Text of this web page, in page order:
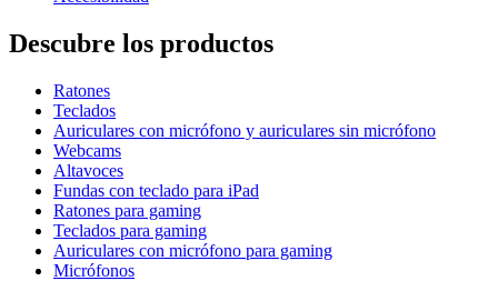
Descubre los productos
Ratones
Teclados
Auriculares con micrófono y auriculares sin micrófono
Webcams
Altavoces
Fundas con teclado para iPad
Ratones para gaming
Teclados para gaming
Auriculares con micrófono para gaming
Micrófonos